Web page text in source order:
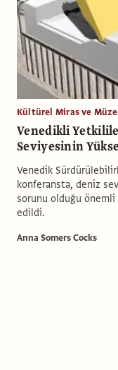
Kültürel Miras ve
Venedikli
Seviyesinin
Venedik
konferansta, deniz
sorunu olduğu önemli
edildi.
Anna Somers Cocks